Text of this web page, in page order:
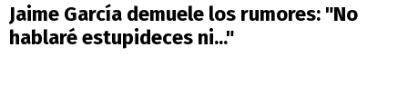
Jaime García demuele los rumores: "No
hablaré estupideces ni..."